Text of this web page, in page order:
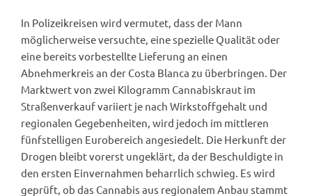
In Polizeikreisen wird vermutet, dass der Mann
möglicherweise versuchte, eine spezielle Qualität oder
eine bereits vorbestellte Lieferung an einen
Abnehmerkreis an der Costa Blanca zu überbringen. Der
Marktwert von zwei Kilogramm Cannabiskraut im
Straßenverkauf variiert je nach Wirkstoffgehalt und
regionalen Gegebenheiten, wird jedoch im mittleren
fünfstelligen Eurobereich angesiedelt. Die Herkunft der
Drogen bleibt vorerst ungeklärt, da der Beschuldigte in
den ersten Einvernahmen beharrlich schwieg. Es wird
geprüft, ob das Cannabis aus regionalem Anbau stammt